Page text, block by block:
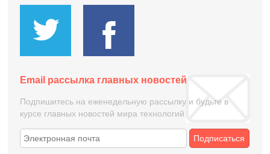
Email рассылка главных новостей
Подпишитесь на еженедельную рассылку и будьте в
курсе главных новостей мира технологий
Подписаться